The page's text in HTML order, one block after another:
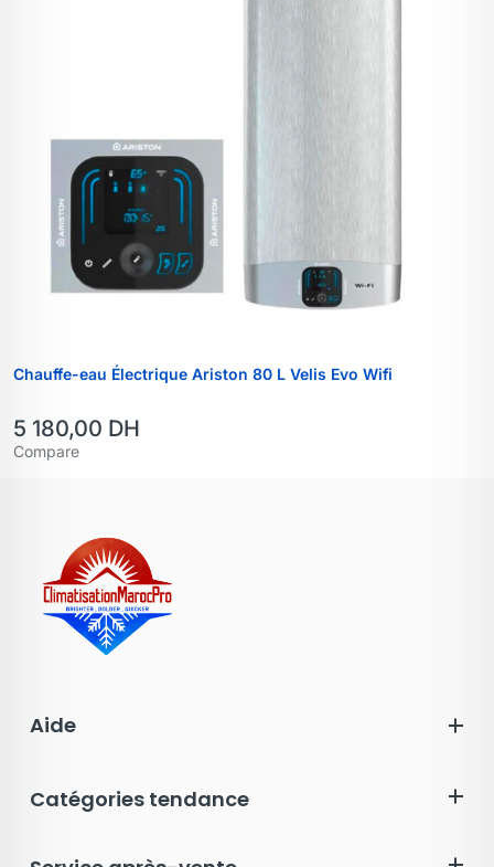
Chauffe-eau Électrique Ariston 80 L Velis Evo Wifi
5 180,00 DH
Compare
Aide
Catégories tendance